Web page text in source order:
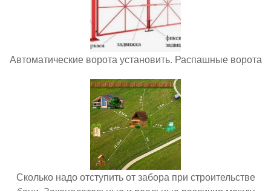
Автоматические ворота установить. Распашные ворота
Сколько надо отступить от забора при строительстве